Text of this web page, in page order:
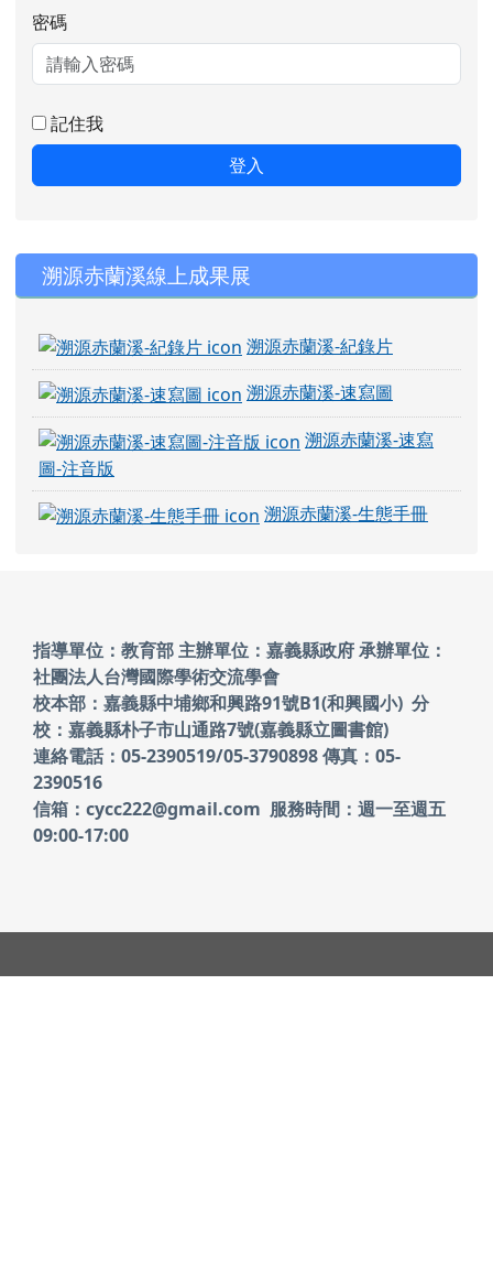
密碼
記住我
登入
右邊區域內容
溯源赤蘭溪線上成果展
溯源赤蘭溪-紀錄片
溯源赤蘭溪-速寫圖
溯源赤蘭溪-速寫
圖-注音版
溯源赤蘭溪-生態手冊
頁尾區域內容
指導單位：教育部 主辦單位：嘉義縣政府承辦單位：
社團法人台灣國際學術交流學會
校本部：嘉義縣中埔鄉和興路91號B1(和興國小) 分
校：嘉義縣朴子市山通路7號(嘉義縣立圖書館)
連絡電話：05-2390519/05-3790898 傳真：05-
2390516
信箱：cycc222@gmail.com 服務時間：週一至週五
09:00-17:00